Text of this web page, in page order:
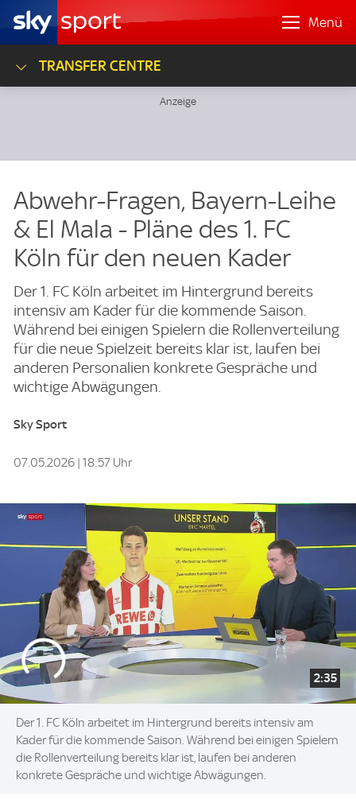
Menü
TRANSFER CENTRE
Abwehr-Fragen, Bayern-Leihe
& El Mala - Pläne des 1. FC
Köln für den neuen Kader
Der 1. FC Köln arbeitet im Hintergrund bereits
intensiv am Kader für die kommende Saison.
Während bei einigen Spielern die Rollenverteilung
für die neue Spielzeit bereits klar ist, laufen bei
anderen Personalien konkrete Gespräche und
wichtige Abwägungen.
Sky Sport
07.05.2026 | 18:57 Uhr
2:35
Der 1. FC Köln arbeitet im Hintergrund bereits intensiv am
Kader für die kommende Saison. Während bei einigen Spielern
die Rollenverteilung bereits klar ist, laufen bei anderen
konkrete Gespräche und wichtige Abwägungen.